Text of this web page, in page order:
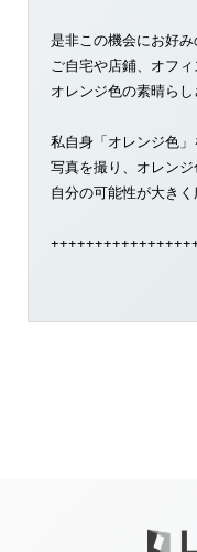
是非この機会にお好
ご自宅や店鋪、オフィ
オレンジ色の素晴らし
私自身「オレンジ色」
写真を撮り、オレンジ
自分の可能性が大きく